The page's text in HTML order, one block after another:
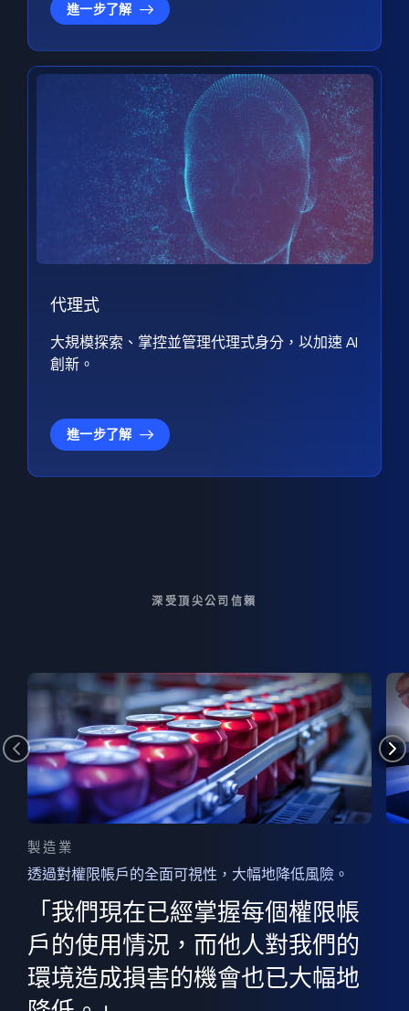
進一步了解
代理式
大規模探索、掌控並管理代理式身分，以加速 AI
創新。
進一步了解
深受頂尖公司信賴
製造業
透過對權限帳戶的全面可視性，大幅地降低風險。
「我們現在已經掌握每個權限帳
戶的使用情況，而他人對我們的
環境造成損害的機會也已大幅地